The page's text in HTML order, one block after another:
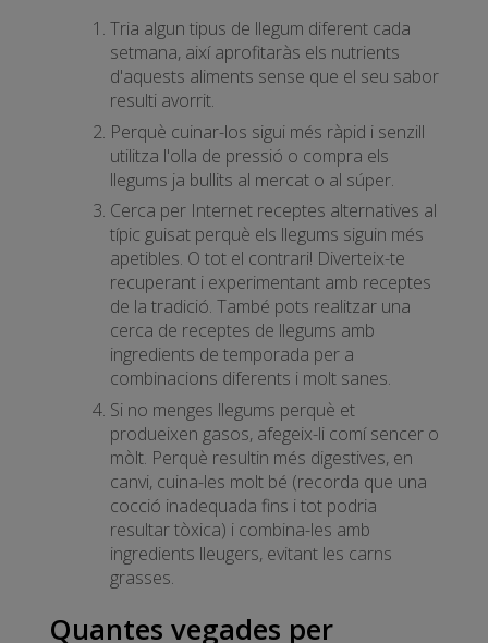
Tria algun tipus de llegum diferent cada
setmana, així aprofitaràs els nutrients
d'aquests aliments sense que el seu sabor
resulti avorrit.
Perquè cuinar-los sigui més ràpid i senzill
utilitza l'olla de pressió o compra els
llegums ja bullits al mercat o al súper.
Cerca per Internet receptes alternatives al
típic guisat perquè els llegums siguin més
apetibles. O tot el contrari! Diverteix-te
recuperant i experimentant amb receptes
de la tradició. També pots realitzar una
cerca de receptes de llegums amb
ingredients de temporada per a
combinacions diferents i molt sanes.
Si no menges llegums perquè et
produeixen gasos, afegeix-li comí sencer o
mòlt. Perquè resultin més digestives, en
canvi, cuina-les molt bé (recorda que una
cocció inadequada fins i tot podria
resultar tòxica) i combina-les amb
ingredients lleugers, evitant les carns
grasses.
Quantes vegades per